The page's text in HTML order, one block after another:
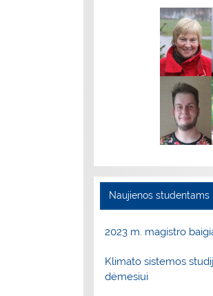
Naujienos studentams
2023 m. magistro
Klimato sistemos
dėmesiui